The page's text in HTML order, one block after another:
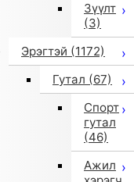
Зүүлт
(3)
Эрэгтэй (1172)
Гутал (67)
Спорт
гутал
(46)
Ажил